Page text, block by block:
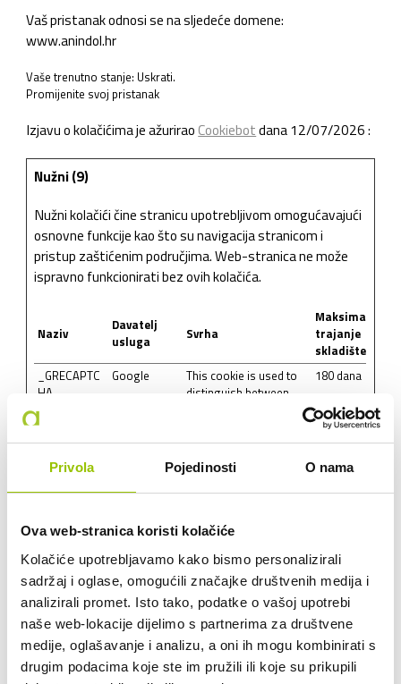
Privola Pojedinosti O nama
Ova web-stranica koristi kolačiće
Kolačiće upotrebljavamo kako bismo personalizirali
sadržaj i oglase, omogućili značajke društvenih medija i
analizirali promet. Isto tako, podatke o vašoj upotrebi
naše web-lokacije dijelimo s partnerima za društvene
medije, oglašavanje i analizu, a oni ih mogu kombinirati s
drugim podacima koje ste im pružili ili koje su prikupili
Vaš pristanak odnosi se na sljedeće domene:
www.anindol.hr
Vaše trenutno stanje: Uskrati.
Promijenite svoj ​​pristanak
Izjavu o kolačićima je ažurirao Cookiebotdana 12/07/2026 :
Nužni (9)
Nužni kolačići čine stranicu upotrebljivom omogućavajući
osnovne funkcije kao što su navigacija stranicom i
pristup zaštićenim područjima. Web-stranica ne može
ispravno funkcionirati bez ovih kolačića.
Naziv
Davatelj
usluga
Svrha
Maksimalno
trajanje
skladištenja
_GRECAPTC
HA
Google
This cookie is used to
distinguish between
website, in order to
make valid reports on
the use of their
website.
180 dana
NID#
.hr
across page requests.
CookieCons
ent
Cookiebot
Stores the user's
cookie consent state
for the current domain
1 godina
rc::a Google
This cookie is used to
distinguish between
humans and bots. This
is beneficial for the
Trajni